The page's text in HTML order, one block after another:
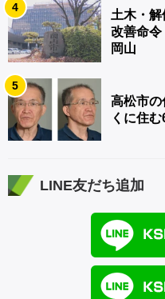
4
土木・
改善命
岡山
5
高松市
くに住
LINE友だち追加